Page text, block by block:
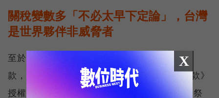
關稅變數多「不必太早下定論」，台灣
是世界夥伴非威脅者
至於美國可能援引兩項美國貿易法中的兩大條
款，作為課徵關稅的法理依據，包括《301條款》
授權美國貿易代表對他國「不公平貿易行為」祭
X